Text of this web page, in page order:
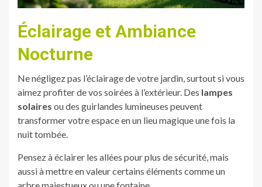
Éclairage et Ambiance
Nocturne
Ne négligez pas l’éclairage de votre jardin, surtout si vous
aimez profiter de vos soirées à l’extérieur. Des lampes
solaires ou des guirlandes lumineuses peuvent
transformer votre espace en un lieu magique une fois la
nuit tombée.
Pensez à éclairer les allées pour plus de sécurité, mais
aussi à mettre en valeur certains éléments comme un